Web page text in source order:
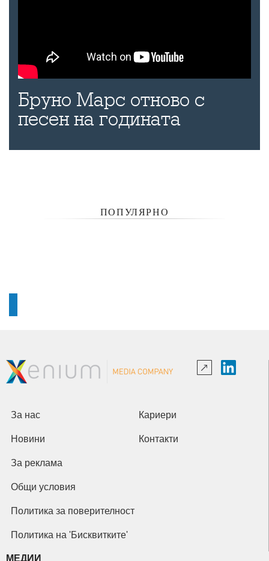
Бруно Марс отново с
песен на годината
ПОПУЛЯРНО
За нас Кариери
Новини Контакти
За реклама
Общи условия
Политика за поверителност
Политика на 'Бисквитките'
МЕДИИ